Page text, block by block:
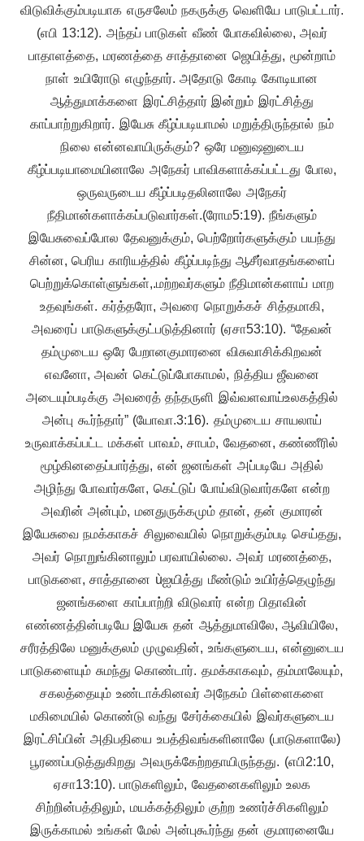
விடுவிக்கும்படியாக எருசலேம் நகருக்கு வெளியே பாடுபட்டார்.
(எபி 13:12). அந்தப் பாடுகள் வீண் போகவில்லை, அவர்
பாதாளத்தை, மரணத்தை சாத்தானை ஜெயித்து, மூன்றாம்
நாள் உயிரோடு எழுந்தார். அதோடு கோடி கோடியான
ஆத்துமாக்களை இரட்சித்தார் இன்றும் இரட்சித்து
காப்பாற்றுகிறார். இயேசு கீழ்ப்படியாமல் மறுத்திருந்தால் நம்
நிலை என்னவாயிருக்கும்? ஒரே மனுஷனுடைய
கீழ்ப்படியாமையினாலே அநேகர் பாவிகளாக்கப்பட்டது போல,
ஒருவருடைய கீழ்ப்படிதலினாலே அநேகர்
நீதிமான்களாக்கப்படுவார்கள்.(ரோம5:19). நீங்களும்
இயேசுவைப்போல தேவனுக்கும், பெற்றோர்களுக்கும் பயந்து
சின்ன, பெரிய காரியத்தில் கீழ்ப்படிந்து ஆசீர்வாதங்களைப்
பெற்றுக்கொள்ளுங்கள்,.மற்றவர்களும் நீதிமான்களாய் மாற
உதவுங்கள். கர்த்தரோ, அவரை நொறுக்கச் சித்தமாகி,
அவரைப் பாடுகளுக்குட்படுத்தினார் (ஏசா53:10). “தேவன்
தம்முடைய ஒரே பேறானகுமாரனை விசுவாசிக்கிறவன்
எவனோ, அவன் கெட்டுப்போகாமல், நித்திய ஜீவனை
அடையும்படிக்கு அவரைத் தந்தருளி இவ்வளவாய்உலகத்தில்
அன்பு கூர்ந்தார்” (யோவா.3:16). தம்முடைய சாயலாய்
உருவாக்கப்பட்ட மக்கள் பாவம், சாபம், வேதனை, கண்ணீரில்
மூழ்கினதைப்பார்த்து, என் ஜனங்கள் அப்படியே அதில்
அழிந்து போவார்களே, கெட்டுப் போய்விடுவார்களே என்ற
அவரின் அன்பும், மனதுருக்கமும் தான், தன் குமாரன்
இயேசுவை நமக்காகச் சிலுவையில் நொறுக்கும்படி செய்தது,
அவர் நொறுங்கினாலும் பரவாயில்லை. அவர் மரணத்தை,
பாடுகளை, சாத்தானை ùஐயித்து மீண்டும் உயிர்த்தெழுந்து
ஜனங்களை காப்பாற்றி விடுவார் என்ற பிதாவின்
எண்ணத்தின்படியே இயேசு தன் ஆத்துமாவிலே, ஆவியிலே,
சரீரத்திலே மனுக்குலம் முழுவதின், உங்களுடைய, என்னுடைய
பாடுகளையும் சுமந்து கொண்டார். தமக்காகவும், தம்மாலேயும்,
சகலத்தையும் உண்டாக்கினவர் அநேகம் பிள்ளைகளை
மகிமையில் கொண்டு வந்து சேர்க்கையில் இவர்களுடைய
இரட்சிப்பின் அதிபதியை உபத்திவங்களினாலே (பாடுகளாலே)
பூரணப்படுத்துகிறது அவருக்கேற்றதாயிருந்தது. (எபி2:10,
ஏசா13:10). பாடுகளிலும், வேதனைகளிலும் உலக
சிற்றின்பத்திலும், மயக்கத்திலும் குற்ற உணர்ச்சிகளிலும்
இருக்காமல் உங்கள் மேல் அன்புகூர்ந்து தன் குமாரனையே